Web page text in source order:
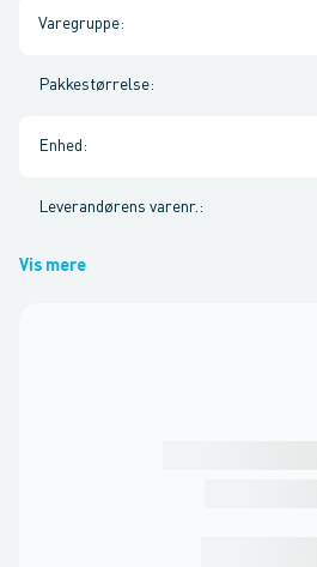
Varegruppe:
Pakkestørrelse:
Enhed :
Leverandørens varenr. :
Vis mere